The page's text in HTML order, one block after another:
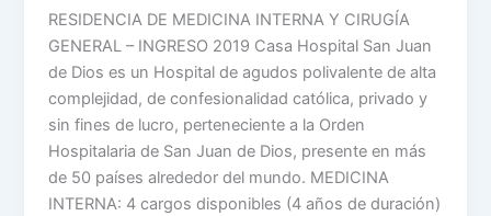
RESIDENCIA DE MEDICINA INTERNA Y CIRUGÍA
GENERAL – INGRESO 2019 Casa Hospital San Juan
de Dios es un Hospital de agudos polivalente de alta
complejidad, de confesionalidad católica, privado y
sin fines de lucro, perteneciente a la Orden
Hospitalaria de San Juan de Dios, presente en más
de 50 países alrededor del mundo. MEDICINA
INTERNA: 4 cargos disponibles (4 años de duración)